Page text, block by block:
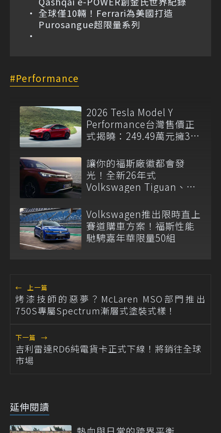
全球僅10輛！Ferrari為美國打造
Purosangue超限量系列
Performance
2026 Tesla Model Y
Performance台灣售價正
式揭曉：249.49萬元擁3.5
讓你的福斯廠徽都會發
光！全新26年式
Volkswagen Tiguan、
Volkswagen推出限時直上
賽道購車方案！福斯性能
馳騁嘉年華限量50組
← 上一篇
烤漆技師的惡夢？McLaren MSO部門推出
750S專屬Spectrum漸層式塗裝式樣！
下一篇 →
吉利雷達RD6純電貨卡正式下線！將銷往全球
市場
延伸閱讀